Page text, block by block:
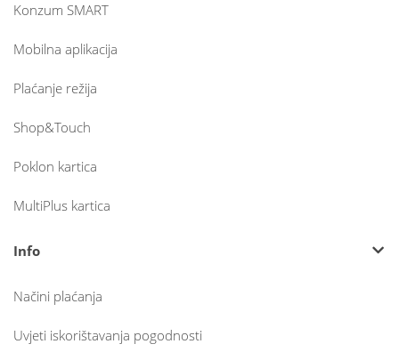
Konzum SMART
Mobilna aplikacija
Plaćanje režija
Shop&Touch
Poklon kartica
MultiPlus kartica
Info
Načini plaćanja
Uvjeti iskorištavanja pogodnosti